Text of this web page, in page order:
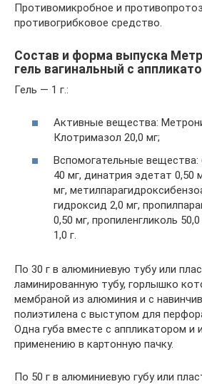
Противомикробное и
противогрибковое средство.
Состав и форма выпуска
гель вагинальный с
Гель — 1 г.:
Активные вещества:
Клотримазол 20,0 мг;
Вспомогательные вещества:
40 мг, динатрия эдетат 0,50
мг,
гидроксид 2,0 мг,
0,50 мг, пропиленгликоль
1,0 г.
По 30 г в алюминиевую тубу или
ламинированную тубу, горлышко
мембраной из алюминия и с
полиэтилена с выступом для
Одна губа вместе с аппликатором и
применению в картонную пачку.
По 50 г в алюминиевую губу или